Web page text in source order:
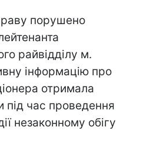
порушено
райвідділу м.
інформацію про
отримала
під час проведення
незаконному обігу